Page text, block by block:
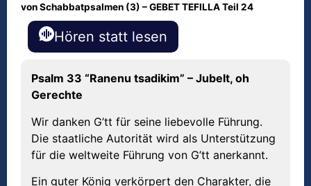
von Schabbatpsalmen (3) – GEBET TEFILLA Teil 24
Hören statt lesen
Psalm 33 “Ranenu tsadikim” – Jubelt, oh
Gerechte
Wir danken G’tt für seine liebevolle Führung.
Die staatliche Autorität wird als Unterstützung
für die weltweite Führung von G’tt anerkannt.
Ein guter König verkörpert den Charakter, die